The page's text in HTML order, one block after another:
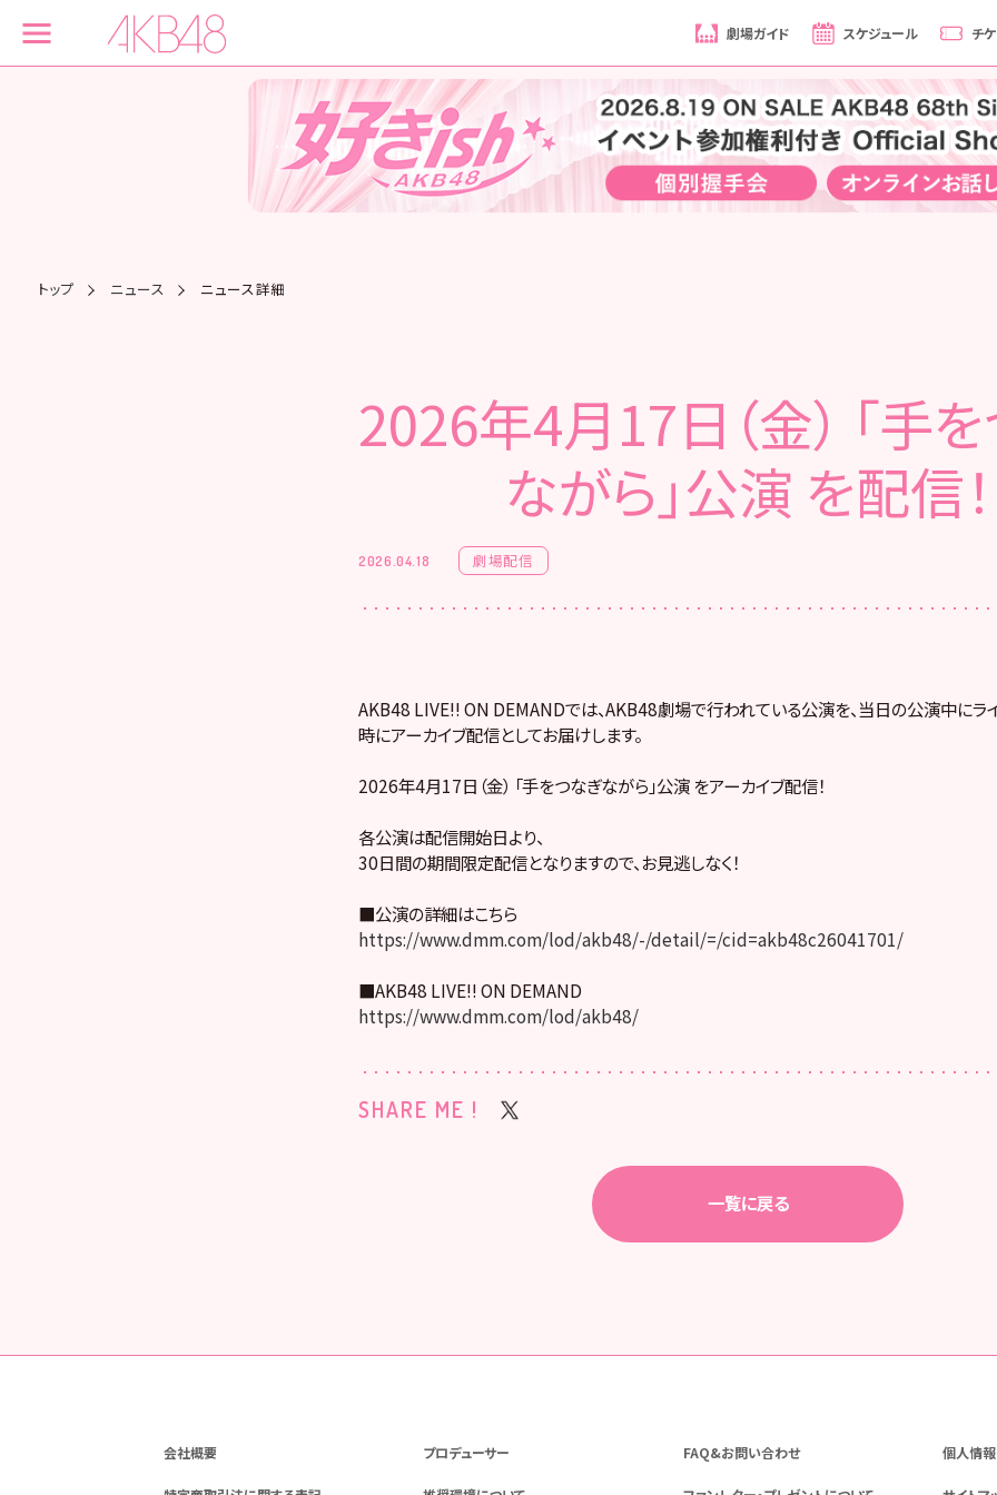
劇場ガイド スケジュール チ
トップ ニュース ニュース詳細
2026年4月17日（金） 「手
ながら」公演 を配信！
2026.04.18 劇場配信
AKB48 LIVE!! ON DEMANDでは、AKB48劇場で行われている公演を、当日の公演中に
時にアーカイブ配信としてお届けします。
2026年4月17日（金） 「手をつなぎながら」公演 をアーカイブ配信！
各公演は配信開始日より、
30日間の期間限定配信となりますので、お見逃しなく！
■公演の詳細はこちら
https://www.dmm.com/lod/akb48/-/detail/=/cid=akb48c26041701/
■AKB48 LIVE!! ON DEMAND
https://www.dmm.com/lod/akb48/
SHARE ME !
一覧に戻る
会社概要 プロデューサー FAQ&お問い合わせ 個人情